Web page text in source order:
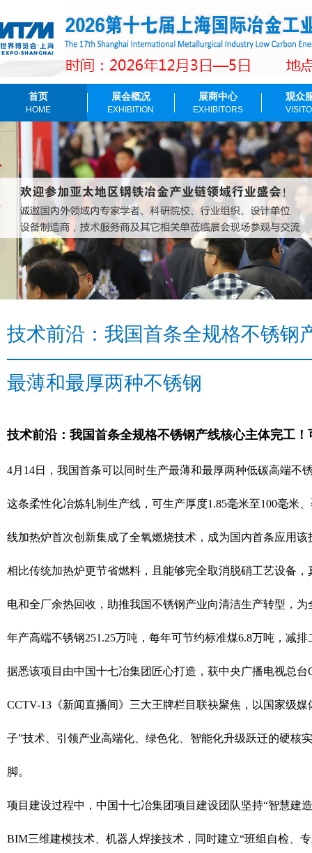
首页
HOME
展会概况
EXHIBITION
展商中心
EXHIBITORS
观众
技术前沿：我国首条全规格不锈钢
最薄和最厚两种不锈钢
技术前沿：我国首条全规格不锈钢产线核心主体完工
4月14日，我国首条可以同时生产最薄和最厚两种低碳高端不
这条柔性化冶炼轧制生产线，可生产厚度1.85毫米至100毫米
线加热炉首次创新集成了全氧燃烧技术，成为国内首条应用该
相比传统加热炉更节省燃料，且能够完全取消脱硝工艺设备
电和全厂余热回收，助推我国不锈钢产业向清洁生产转型，
年产高端不锈钢251.25万吨，每年可节约标准煤6.8万吨，减排
据悉该项目由中国十七冶集团匠心打造，获中央广播电视总
CCTV-13《新闻直播间》三大王牌栏目联袂聚焦，以国家级
子”技术、引领产业高端化、绿色化、智能化升级跃迁的硬核
脚。
项目建设过程中，中国十七冶集团项目建设团队坚持“智慧建
BIM三维建模技术、机器人焊接技术，同时建立“班组自检、